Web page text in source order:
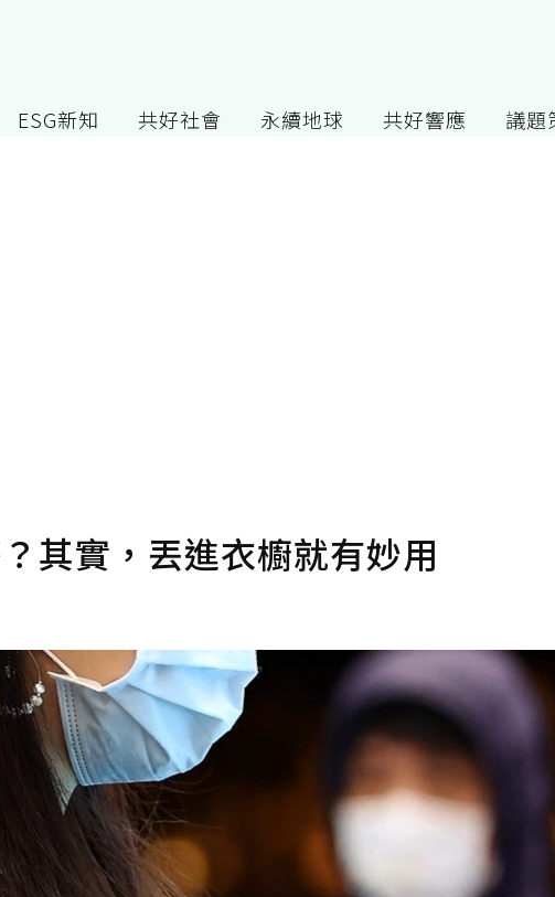
ESG新知 共好社會 永續地球 共好響應 議題
其實，丟進衣櫥就有妙用